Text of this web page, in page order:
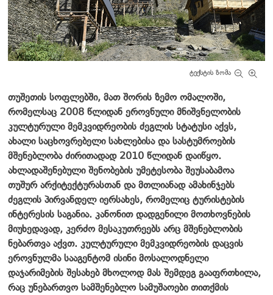
ტექსტის ზომა
თუშეთის სოფლებში, მათ შორის ზემო ომალოში,
რომელსაც 2008 წლიდან ეროვნული მნიშვნელობის
კულტურული მემკვიდრეობის ძეგლის სტატუსი აქვს,
ახალი საცხოვრებელი სახლებისა და სასტუმროების
მშენებლობა ძირითადად 2010 წლიდან დაიწყო.
ახლადაშენებული შენობების უმეტესობა შეუსაბამოა
თუშურ არქიტექტურასთან და მთლიანად ამახინჯებს
ძეგლის პირვანდელ იერსახეს, რომელიც ტურისტების
ინტერესის საგანია. კანონით დადგენილი მოთხოვნების
მიუხედავად, კერძო მესაკუთრეებს არც მშენებლობის
ნებართვა აქვთ. კულტურული მემკვიდრეობის დაცვის
ეროვნულმა სააგენტომ ისინი მოსალოდნელი
დაჯარიმების შესახებ მხოლოდ მას შემდეგ გააფრთხილა,
რაც უნებართვო სამშენებლო სამუშაოები თითქმის